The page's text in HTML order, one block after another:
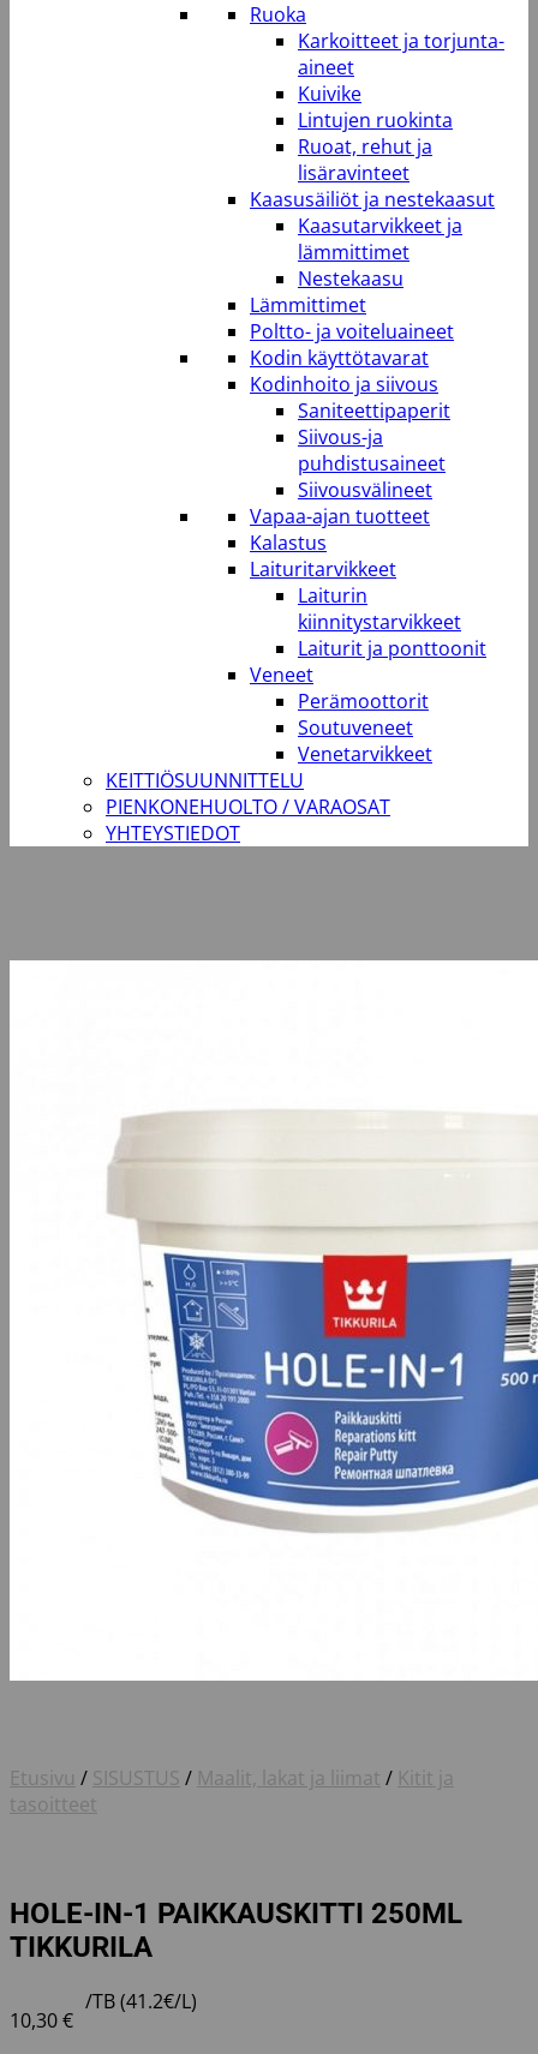
Ruoka
Karkoitteet ja torjunta-
aineet
Kuivike
Lintujen ruokinta
Ruoat, rehut ja
lisäravinteet
Kaasusäiliöt ja nestekaasut
Kaasutarvikkeet ja
lämmittimet
Nestekaasu
Lämmittimet
Poltto- ja voiteluaineet
Kodin käyttötavarat
Kodinhoito ja siivous
Saniteettipaperit
Siivous-ja
puhdistusaineet
Siivousvälineet
Vapaa-ajan tuotteet
Kalastus
Laituritarvikkeet
Laiturin
kiinnitystarvikkeet
Laiturit ja ponttoonit
Veneet
Perämoottorit
Soutuveneet
Venetarvikkeet
KEITTIÖSUUNNITTELU
PIENKONEHUOLTO / VARAOSAT
YHTEYSTIEDOT
Etusivu / SISUSTUS / Maalit, lakat ja liimat / Kitit ja
tasoitteet
HOLE-IN-1 PAIKKAUSKITTI 250ML
TIKKURILA
10,30€
/TB (41.2€/L)